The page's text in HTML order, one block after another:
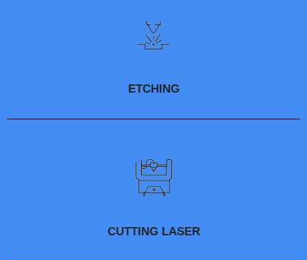
ETCHING
CUTTING LASER